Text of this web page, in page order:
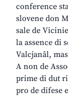
conference
slovene don
sale de
la assence di
Valcjanâl,
A non de
prime di dut
pro de difese